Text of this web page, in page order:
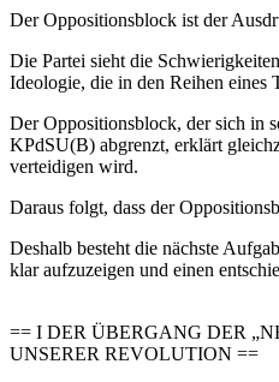
Der Oppositionsblock ist der
Die Partei sieht die
Ideologie, die in den Reihen eines
Der Oppositionsblock, der sich in
KPdSU(B) abgrenzt, erklärt
verteidigen wird.
Daraus folgt, dass der
Deshalb besteht die nächste
klar aufzuzeigen und einen
== I DER ÜBERGANG DER
UNSERER REVOLUTION ==